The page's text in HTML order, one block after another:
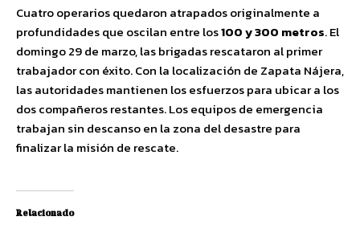
Cuatro operarios quedaron atrapados originalmente a
profundidades que oscilan entre los100 y 300 metros. El
domingo 29 de marzo, las brigadas rescataron al primer
trabajador con éxito. Con la localización de Zapata Nájera,
las autoridades mantienen los esfuerzos para ubicar a los
dos compañeros restantes. Los equipos de emergencia
trabajan sin descanso en la zona del desastre para
finalizar la misión de rescate.
Relacionado